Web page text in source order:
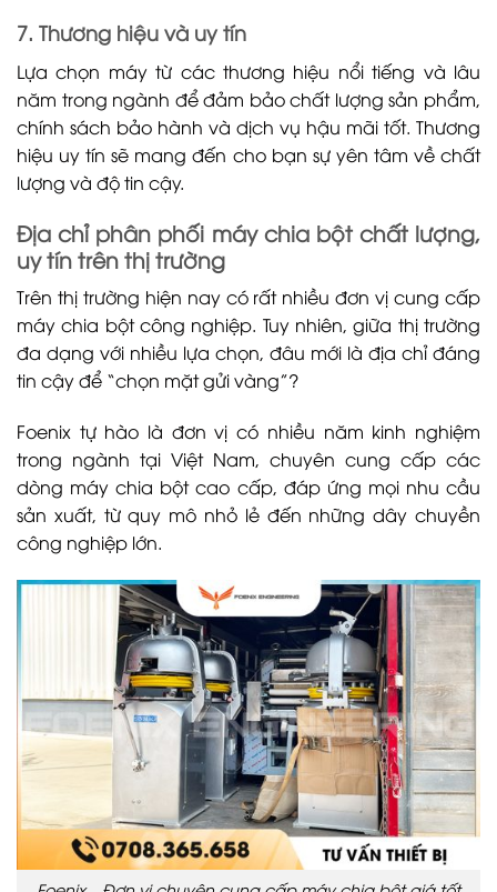
7. Thương hiệu và uy tín
Lựa chọn máy từ các thương hiệu nổi tiếng và lâu
năm trong ngành để đảm bảo chất lượng sản phẩm,
chính sách bảo hành và dịch vụ hậu mãi tốt. Thương
hiệu uy tín sẽ mang đến cho bạn sự yên tâm về chất
lượng và độ tin cậy.
Địa chỉ phân phối máy chia bột chất lượng,
uy tín trên thị trường
Trên thị trường hiện nay có rất nhiều đơn vị cung cấp
máy chia bột công nghiệp. Tuy nhiên, giữa thị trường
đa dạng với nhiều lựa chọn, đâu mới là địa chỉ đáng
tin cậy để “chọn mặt gửi vàng”?
Foenix tự hào là đơn vị có nhiều năm kinh nghiệm
trong ngành tại Việt Nam, chuyên cung cấp các
dòng máy chia bột cao cấp, đáp ứng mọi nhu cầu
sản xuất, từ quy mô nhỏ lẻ đến những dây chuyền
công nghiệp lớn.